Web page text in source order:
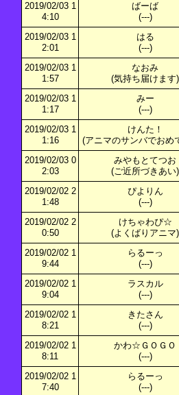
2019/02/03 1
4:10
ばーば
(---)
2019/02/03 1
2:01
はる
(---)
2019/02/03 1
1:57
なおみ
(気持ち届けます)
2019/02/03 1
1:17
みー
(---)
2019/02/03 1
1:16
けんた！
(アニマのサンバでおめ
2019/02/03 0
2:03
みやもとてつお
(ご近所づきあい)
2019/02/02 2
1:48
ぴよりん
(---)
2019/02/02 2
0:50
けちゃわぴ☆
(よくばりアニマ)
2019/02/02 1
9:44
らるーっ
(---)
2019/02/02 1
9:04
ラスカル
(---)
2019/02/02 1
8:21
きたさん
(---)
2019/02/02 1
8:11
かわ☆ＧＯＧＯ
(---)
2019/02/02 1
7:40
らるーっ
(---)